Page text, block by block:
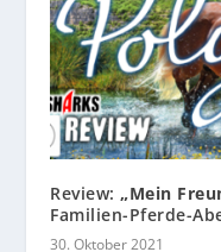
Review: „Mein
Familien-Pferde-
30. Oktober 2021